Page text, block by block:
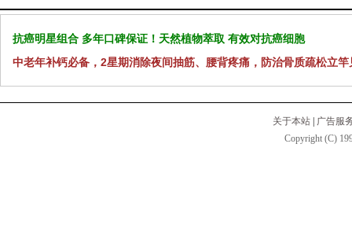
抗癌明星组合 多年口碑保证！天然植物萃取 有效对抗癌细胞
中老年补钙必备，2星期消除夜间抽筋、腰背疼痛，防治骨质疏松立竿
关于本站 | 广告服
Copyright (C)